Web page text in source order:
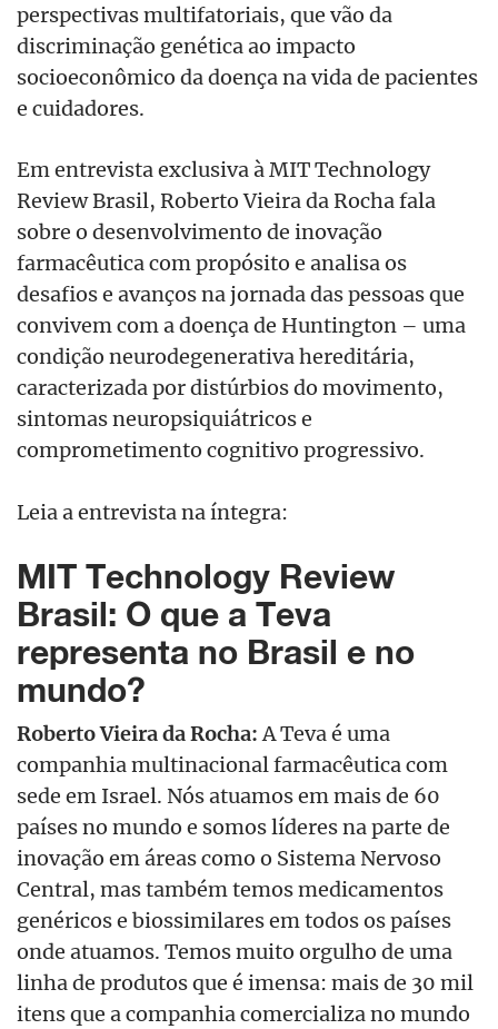
perspectivas multifatoriais, que vão da
discriminação genética ao impacto
socioeconômico da doença na vida de pacientes
e cuidadores.
Em entrevista exclusiva à MIT Technology
Review Brasil, Roberto Vieira da Rocha fala
sobre o desenvolvimento de inovação
farmacêutica com propósito e analisa os
desafios e avanços na jornada das pessoas que
convivem com a doença de Huntington – uma
condição neurodegenerativa hereditária,
caracterizada por distúrbios do movimento,
sintomas neuropsiquiátricos e
comprometimento cognitivo progressivo.
Leia a entrevista na íntegra:
MIT Technology Review
Brasil: O que a Teva
representa no Brasil e no
mundo?
Roberto Vieira da Rocha: A Teva é uma
companhia multinacional farmacêutica com
sede em Israel. Nós atuamos em mais de 60
países no mundo e somos líderes na parte de
inovação em áreas como o Sistema Nervoso
Central, mas também temos medicamentos
genéricos e biossimilares em todos os países
onde atuamos. Temos muito orgulho de uma
linha de produtos que é imensa: mais de 30 mil
itens que a companhia comercializa no mundo